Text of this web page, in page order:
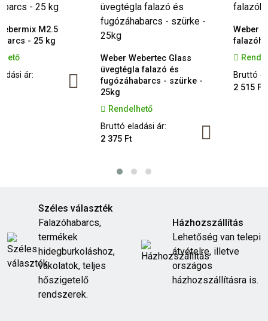
kg
Weber Webertec Glass
üvegtégla falazó és
fugózáhabarcs - szürke -
Rendelhető
Bruttó eladási ár:
Weber Webermix
falazóhabarcs -
Rendelhető
Bruttó eladási ár:
Széles választék
Falazóhabarcs,
termékek
hidegburkoláshoz,
vakolatok, teljes
hőszigetelő
rendszerek.
Házhozszállítás
Lehetőség van telepi
átvételre, illetve
országos
házhozszállításra is.